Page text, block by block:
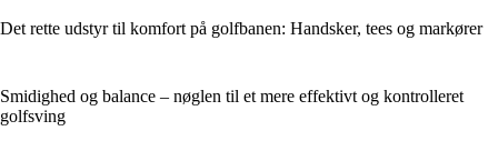
Det rette udstyr til komfort på golfbanen: Handsker, tees og markører
Smidighed og balance – nøglen til et mere effektivt og kontrolleret
golfsving